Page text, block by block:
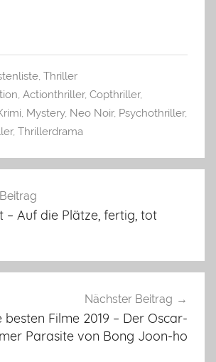
, Thriller
Actionthriller, Copthriller,
Mystery, Neo Noir, Psychothriller,
, Thrillerdrama
– Auf die Plätze, fertig, tot
Nächster Beitrag
besten Filme 2019 – Der Oscar-
Parasite von Bong Joon-ho